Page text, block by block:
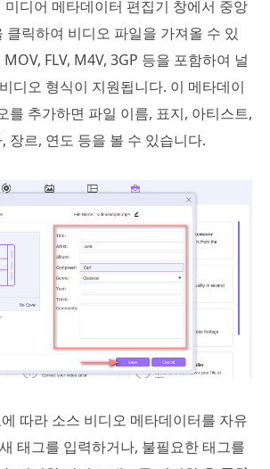
미디어 메타데이터 편집기 창에서 중앙
클릭하여 비디오 파일을 가져올 수 있
FLV, M4V, 3GP 등을 포함하여 널
디오 형식이 지원됩니다. 이 메타데이
를 추가하면 파일 이름, 표지, 아티스트,
장르, 연도 등을 볼 수 있습니다.
따라 소스 비디오 메타데이터를 자유
태그를 입력하거나, 불필요한 태그를